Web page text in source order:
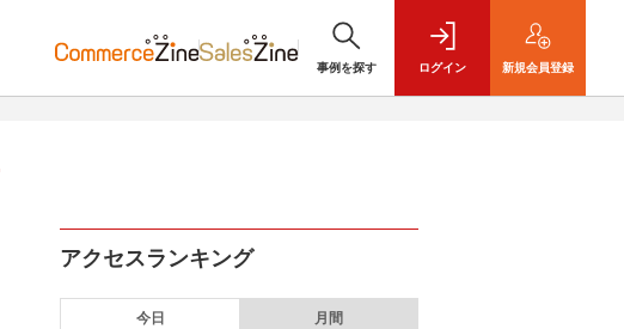
事例を探す ログイン 新規会員登録
アクセスランキング
今日 月間